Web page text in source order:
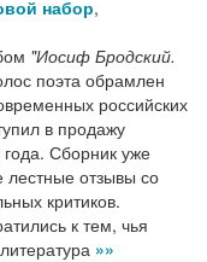
набор,
"Иосиф Бродский.
поэта обрамлен
российских
в продажу
Сборник уже
лестные отзывы со
критиков.
к тем, чья
»»